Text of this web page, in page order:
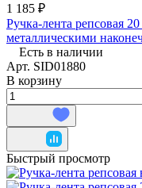
1 185 ₽
Ручка-лента репсовая
металлическими
Есть в наличии
Арт. SID01880
В корзину
Быстрый просмотр